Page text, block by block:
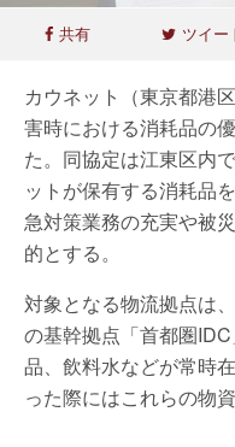
共有 ツイー
カウネット（東京都港
害時における消耗品の
た。同協定は江東区内
ットが保有する消耗品
急対策業務の充実や被
的とする。
対象となる物流拠点は
の基幹拠点「首都圏
品、飲料水などが常時
った際にはこれらの物